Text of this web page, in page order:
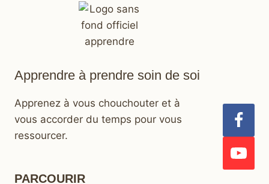
Apprendre à prendre soin de soi
Apprenez à vous chouchouter et à
vous accorder du temps pour vous
ressourcer.
PARCOURIR